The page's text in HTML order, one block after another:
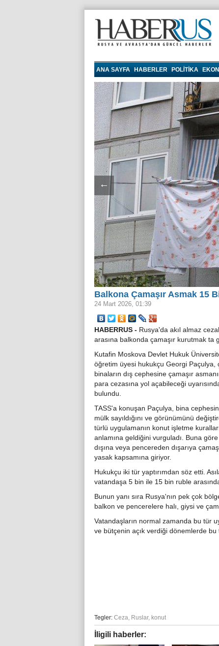
ANA SAYFA HABERLER POLITIKA
←
Balkona Çamaşır Asmak 15
24 Mart 2026, 01:39
HABERRUS - Rusya'da akıl almaz
arasına balkonda çamaşır kurutmak ta
Kutafin Moskova Devlet Hukuk
öğretim üyesi hukukçu Georgi Paçulya,
binaların dış cephesine çamaşır
para cezasına yol açabileceği
bulundu.
TASS'a konuşan Paçulya, bina
mülk sayıldığını ve görünümünü
türlü uygulamanın konut işletme
anlamına geldiğini vurguladı. Buna
dışına veya pencereden dışarıya
yasak kapsamına giriyor.
Hukukçu iki tür yaptırımdan söz etti.
vatandaşa 5 bin ile 15 bin ruble
Bunun yanı sıra Rusya'nın pek çok
balkon ve pencerelere halı, giysi ve
Vatandaşların normal zamanda bu tür
ve bütçenin açık verdiği dönemlerde
Tegler: Ceza, Ruslar, konut
İligili haberler: